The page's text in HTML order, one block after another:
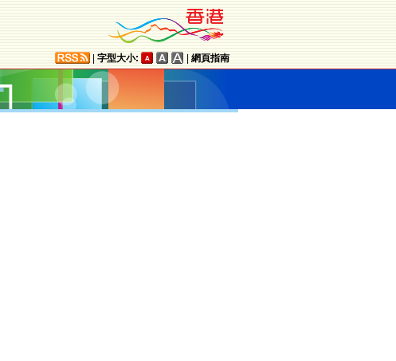
字型大小: 網頁指南